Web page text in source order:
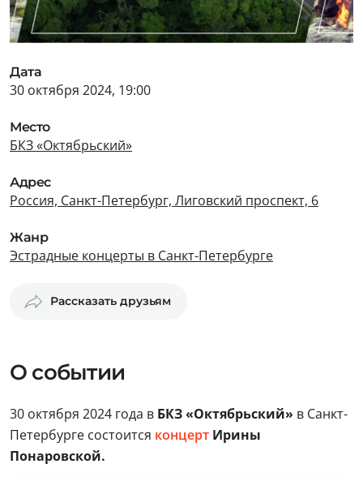
Дата
30 октября 2024, 19:00
Место
БКЗ «Октябрьский»
Адрес
Россия, Санкт-Петербург, Лиговский проспект, 6
Жанр
Эстрадные концерты в Санкт-Петербурге
Рассказать друзьям
О событии
30 октября 2024 года в БКЗ «Октябрьский» в Санкт-
Петербурге состоится концерт Ирины
Понаровской.